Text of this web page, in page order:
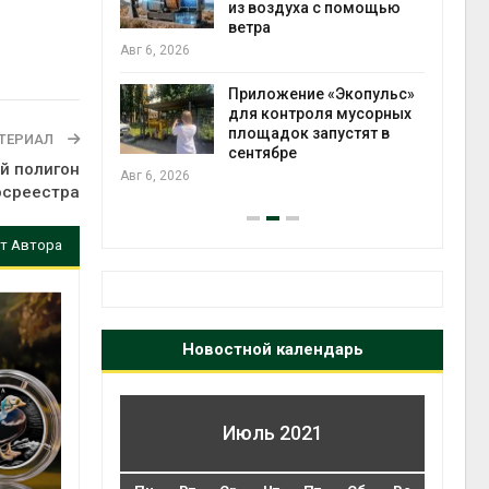
полигон
Автора
с крыш
городам
из воздуха с помощью
ветра
Авг 6, 2026
Приложение «Экопульс»
для контроля мусорных
площадок запустят в
сентябре
Авг 6, 2026
Новостной календарь
Июль 2021